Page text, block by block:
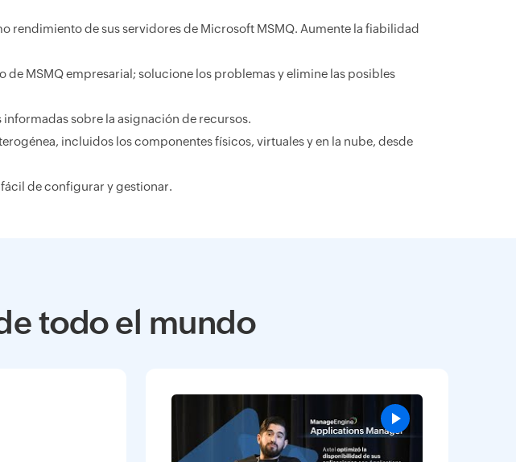
rendimiento de sus servidores de Microsoft MSMQ. Aumente la fiabilidad
MSMQ empresarial; solucione los problemas y elimine las posibles
sobre la asignación de recursos.
incluidos los componentes físicos, virtuales y en la nube, desde
de configurar y gestionar.
todo el mundo